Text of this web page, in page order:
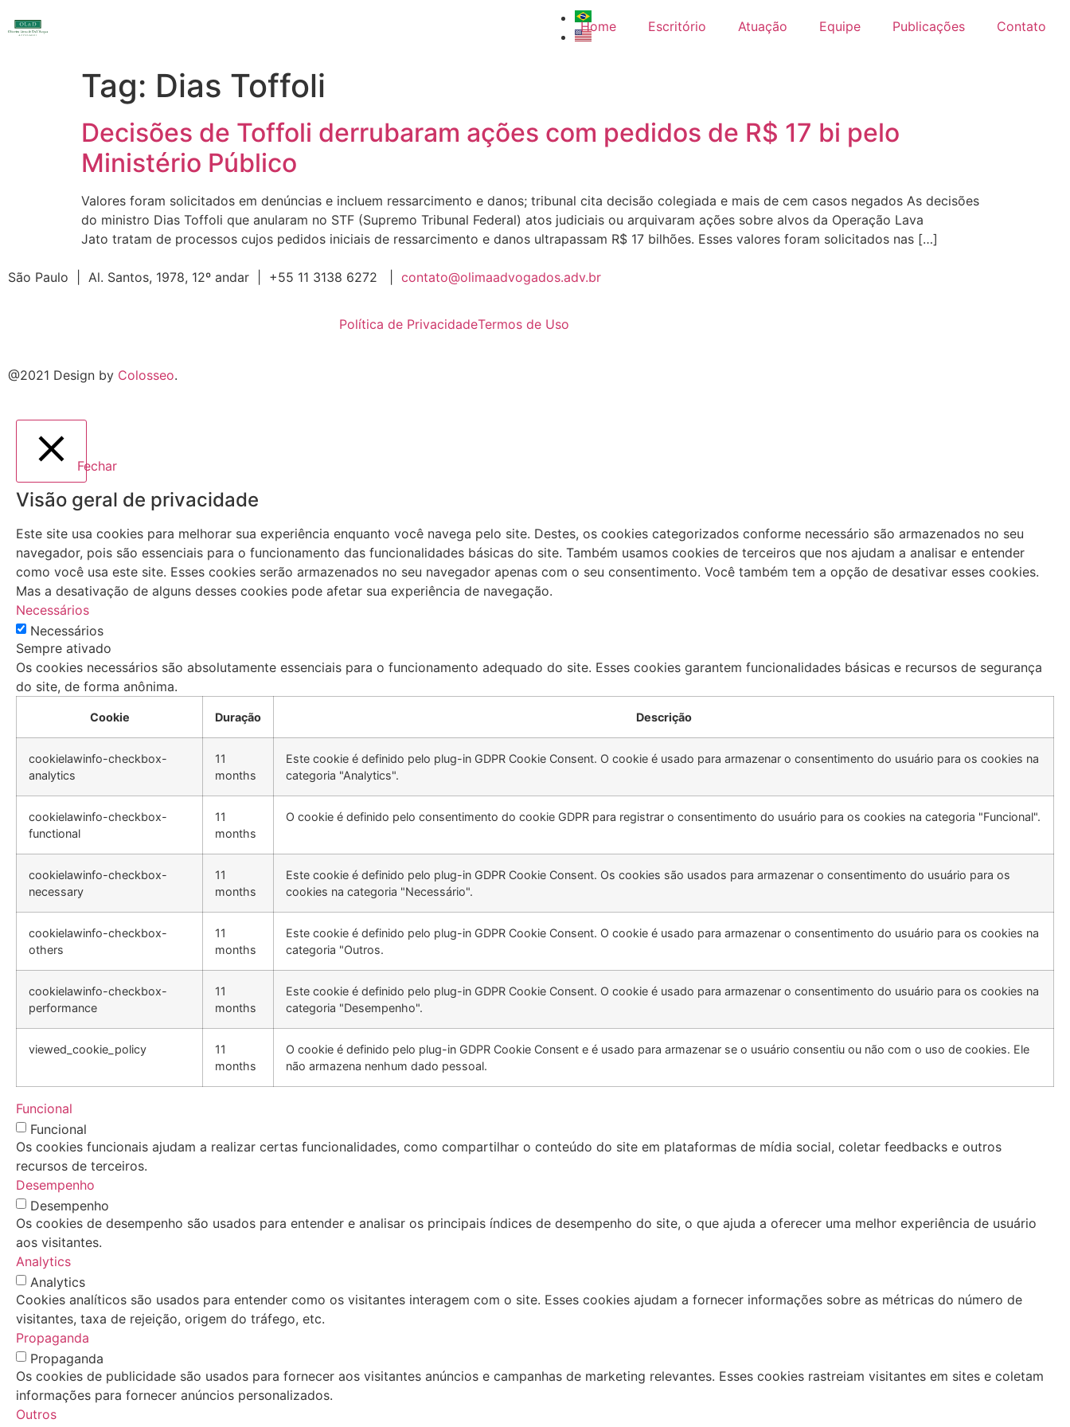
Home Escritório Atuação Equipe Publicações Contato
Tag: Dias Toffoli
Decisões de Toffoli derrubaram ações com pedidos de R$ 17 bi pelo
Ministério Público
Valores foram solicitados em denúncias e incluem ressarcimento e danos; tribunal cita decisão colegiada e mais de cem casos negados As decisões
do ministro Dias Toffoli que anularam no STF (Supremo Tribunal Federal) atos judiciais ou arquivaram ações sobre alvos da Operação Lava
Jato tratam de processos cujos pedidos iniciais de ressarcimento e danos ultrapassam R$ 17 bilhões. Esses valores foram solicitados nas […]
São Paulo | Al. Santos, 1978, 12º andar | +55 11 3138 6272 | contato@olimaadvogados.adv.br
Política de PrivacidadeTermos de Uso
@2021 Design by Colosseo.
Fechar
Visão geral de privacidade
Este site usa cookies para melhorar sua experiência enquanto você navega pelo site. Destes, os cookies categorizados conforme necessário são armazenados no seu
navegador, pois são essenciais para o funcionamento das funcionalidades básicas do site. Também usamos cookies de terceiros que nos ajudam a analisar e entender
como você usa este site. Esses cookies serão armazenados no seu navegador apenas com o seu consentimento. Você também tem a opção de desativar esses cookies.
Mas a desativação de alguns desses cookies pode afetar sua experiência de navegação.
Necessários
Necessários
Sempre ativado
Os cookies necessários são absolutamente essenciais para o funcionamento adequado do site. Esses cookies garantem funcionalidades básicas e recursos de segurança
do site, de forma anônima.
Cookie Duração Descrição
cookielawinfo-checkbox-
analytics
11
months
Este cookie é definido pelo plug-in GDPR Cookie Consent. O cookie é usado para armazenar o consentimento do usuário para os cookies na
categoria "Analytics".
cookielawinfo-checkbox-
functional
11
months
O cookie é definido pelo consentimento do cookie GDPR para registrar o consentimento do usuário para os cookies na categoria "Funcional".
cookielawinfo-checkbox-
necessary
11
months
Este cookie é definido pelo plug-in GDPR Cookie Consent. Os cookies são usados ​​para armazenar o consentimento do usuário para os
cookies na categoria "Necessário".
cookielawinfo-checkbox-
others
11
months
Este cookie é definido pelo plug-in GDPR Cookie Consent. O cookie é usado para armazenar o consentimento do usuário para os cookies na
categoria "Outros.
cookielawinfo-checkbox-
performance
11
months
Este cookie é definido pelo plug-in GDPR Cookie Consent. O cookie é usado para armazenar o consentimento do usuário para os cookies na
categoria "Desempenho".
viewed_cookie_policy
11
months
O cookie é definido pelo plug-in GDPR Cookie Consent e é usado para armazenar se o usuário consentiu ou não com o uso de cookies. Ele
não armazena nenhum dado pessoal.
Funcional
Funcional
Os cookies funcionais ajudam a realizar certas funcionalidades, como compartilhar o conteúdo do site em plataformas de mídia social, coletar feedbacks e outros
recursos de terceiros.
Desempenho
Desempenho
Os cookies de desempenho são usados ​​para entender e analisar os principais índices de desempenho do site, o que ajuda a oferecer uma melhor experiência de usuário
aos visitantes.
Analytics
Analytics
Cookies analíticos são usados ​​para entender como os visitantes interagem com o site. Esses cookies ajudam a fornecer informações sobre as métricas do número de
visitantes, taxa de rejeição, origem do tráfego, etc.
Propaganda
Propaganda
Os cookies de publicidade são usados ​​para fornecer aos visitantes anúncios e campanhas de marketing relevantes. Esses cookies rastreiam visitantes em sites e coletam
informações para fornecer anúncios personalizados.
Outros